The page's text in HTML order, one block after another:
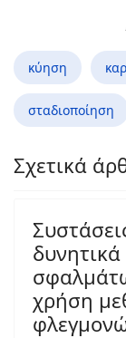
κύηση
σταδιοποίηση
Σχετικά
χρήση